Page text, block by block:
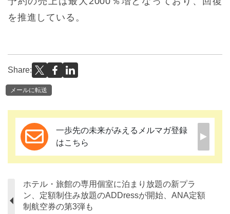
を推進している。
Share:
メールに転送
一歩先の未来がみえるメルマガ登録
はこちら
ホテル・旅館の専用個室に泊まり放題の新プラ
ン、定額制住み放題のADDressが開始、ANA定額
制航空券の第3弾も